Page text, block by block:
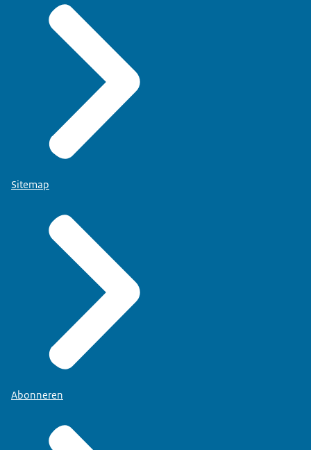
Sitemap
Abonneren